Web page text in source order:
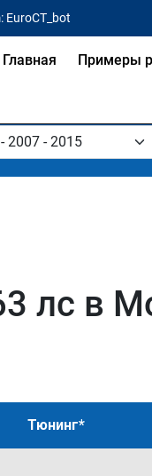
EuroCT_bot
Главная Примеры
лс в
Тюнинг*